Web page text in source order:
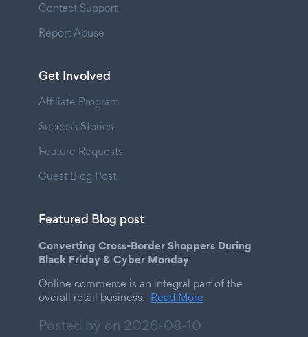
Contact Support
Report Abuse
Get Involved
Affiliate Program
Success Stories
Feature Requests
Guest Blog Post
Featured Blog post
Converting Cross-Border Shoppers During
Black Friday & Cyber Monday
Online commerce is an integral part of the
overall retail business. Read More
Posted by on 2026-08-10